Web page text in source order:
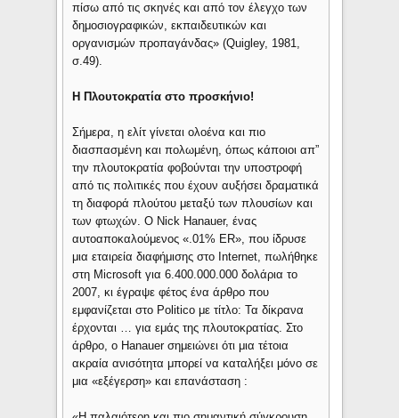
πίσω από τις σκηνές και από τον έλεγχο των
δημοσιογραφικών, εκπαιδευτικών και
οργανισμών προπαγάνδας» (Quigley, 1981,
σ.49).
Η Πλουτοκρατία στο προσκήνιο!
Σήμερα, η ελίτ γίνεται ολοένα και πιο
διασπασμένη και πολωμένη, όπως κάποιοι απ”
την πλουτοκρατία φοβούνται την υποστροφή
από τις πολιτικές που έχουν αυξήσει δραματικά
τη διαφορά πλούτου μεταξύ των πλουσίων και
των φτωχών. Ο Nick Hanauer, ένας
αυτοαποκαλούμενος «.01% ER», που ίδρυσε
μια εταιρεία διαφήμισης στο Internet, πωλήθηκε
στη Microsoft για 6.400.000.000 δολάρια το
2007, κι έγραψε φέτος ένα άρθρο που
εμφανίζεται στο Politico με τίτλο: Τα δίκρανα
έρχονται … για εμάς της πλουτοκρατίας. Στο
άρθρο, ο Hanauer σημειώνει ότι μια τέτοια
ακραία ανισότητα μπορεί να καταλήξει μόνο σε
μια «εξέγερση» και επανάσταση :